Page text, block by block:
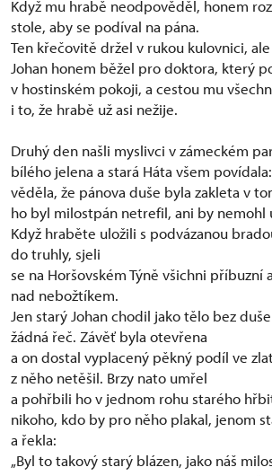
Když mu hrabě neodpověděl, honem
stole, aby se podíval na pána.
Ten křečovitě držel v rukou kulovnici,
Johan honem běžel pro doktora, který
v hostinském pokoji, a cestou mu
i to, že hrabě už asi nežije.
Druhý den našli myslivci v zámeckém
bílého jelena a stará Háta všem
věděla, že pánova duše byla zakleta v
ho byl milostpán netrefil, ani by nemohl
Když hraběte uložili s podvázanou
do truhly, sjeli
se na Horšovském Týně všichni příbuzní
nad nebožtíkem.
Jen starý Johan chodil jako tělo bez
žádná řeč. Závěť byla otevřena
a on dostal vyplacený pěkný podíl ve
z něho netěšil. Brzy nato umřel
a pohřbili ho v jednom rohu starého
nikoho, kdo by pro něho plakal, jenom
a řekla:
„Byl to takový starý blázen, jako náš